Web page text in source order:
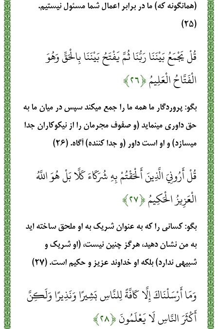
(همانگونه كه) ما در برابر اعمال شما مسئول نيستيم.
(۲۵)
قُلْ يَجْمَعُ بَيْنَنَا رَبُّنَا ثُمَّ يَفْتَحُ بَيْنَنَا بِالْحَقِّ وَهُوَ
الْفَتَّاحُ الْعَلِيمُ﴿۲۶﴾
بگو: پروردگار ما همه ما را جمع مي‏كند سپس در ميان ما به
حق داوري مي‏نمايد (و صفوف مجرمان را از نيكوكاران جدا
مي‏سازد) و او است داور (و جدا كننده) آگاه. (۲۶)
قُلْ أَرُونِيَ الَّذِينَ أَلْحَقْتُمْ بِهِ شُرَكَاءَ كَلَّا بَلْ هُوَ اللَّهُ
الْعَزِيزُ الْحَكِيمُ﴿۲۷﴾
بگو: كساني را كه به عنوان شريك به او ملحق ساخته‏ ايد
به من نشان دهيد، هرگز چنين نيست، (او شريك و
شبيهي ندارد) بلكه او خداوند عزيز و حكيم است. (۲۷)
وَمَا أَرْسَلْنَاكَ إِلَّا كَافَّةً لِلنَّاسِ بَشِيرًا وَنَذِيرًا وَلَكِنَّ
أَكْثَرَ النَّاسِ لَا يَعْلَمُونَ﴿۲۸﴾